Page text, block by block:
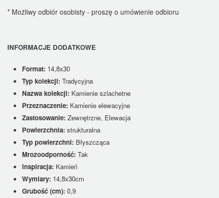
* Możliwy odbiór osobisty - proszę o umówienie odbioru
INFORMACJE DODATKOWE
Format: 14,8x30
Typ kolekcji: Tradycyjna
Nazwa kolekcji: Kamienie szlachetne
Przeznaczenie: Kamienie elewacyjne
Zastosowanie: Zewnętrzne, Elewacja
Powierzchnia: strukturalna
Typ powierzchni: Błyszcząca
Mrozoodporność: Tak
Inspiracja: Kamień
Wymiary: 14,8x30cm
Grubość (cm): 0,9